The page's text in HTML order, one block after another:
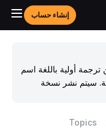
إنشاء حساب
أولية باللغة اسم
سيتم نشر نسخة